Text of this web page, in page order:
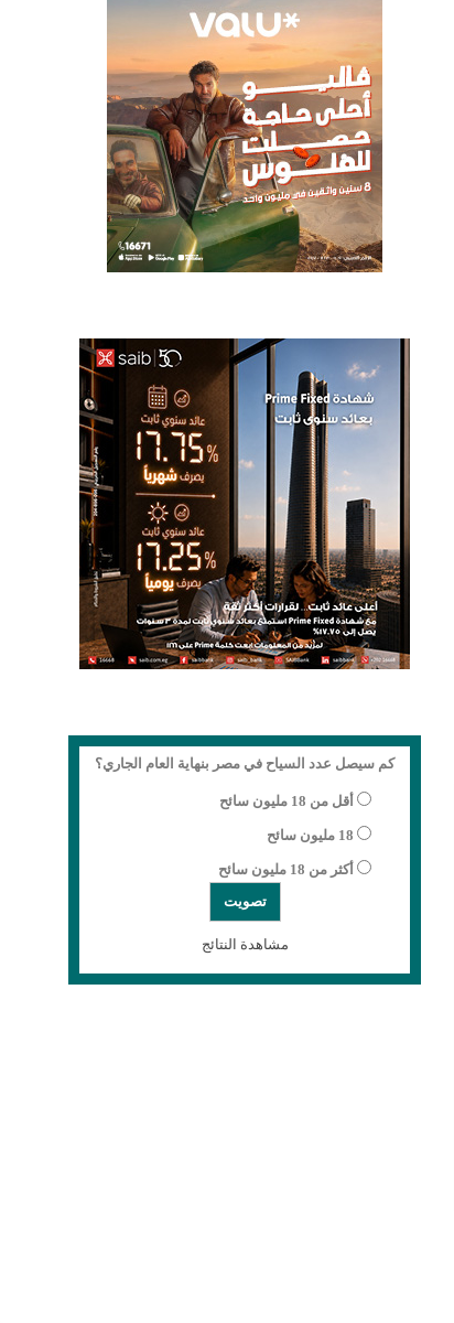
كم سيصل عدد السياح في مصر بنهاية العام الجاري؟
أقل من 18 مليون سائح
18 مليون سائح
أكثر من 18 مليون سائح
مشاهدة النتائج